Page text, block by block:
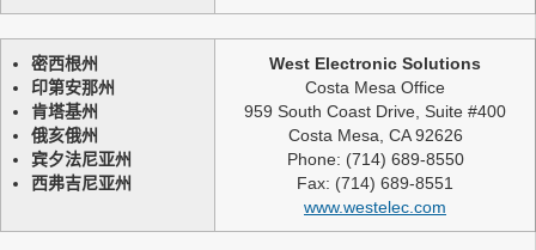
密西根州
印第安那州
肯塔基州
俄亥俄州
宾夕法尼亚州
西弗吉尼亚州
West Electronic Solutions
Costa Mesa Office
959 South Coast Drive, Suite #400
Costa Mesa, CA 92626
Phone: (714) 689-8550
Fax: (714) 689-8551
www.westelec.com